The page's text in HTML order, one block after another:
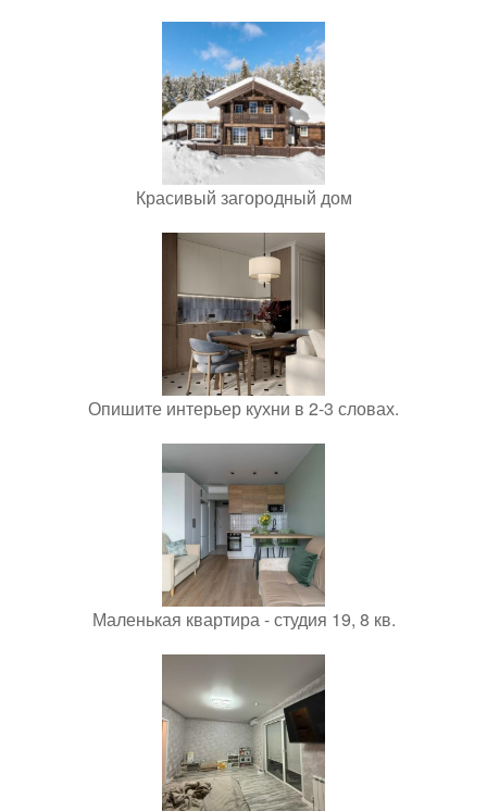
Красивый загородный дом
Опишите интерьер кухни в 2-3 словах.
Маленькая квартира - студия 19, 8 кв.